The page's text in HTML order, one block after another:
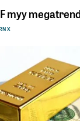
myy
X